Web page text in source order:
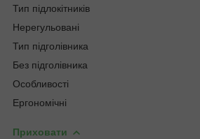
Тип підлокітників
Нерегульовані
Тип підголівника
Без підголівника
Особливості
Ергономічні
Приховати